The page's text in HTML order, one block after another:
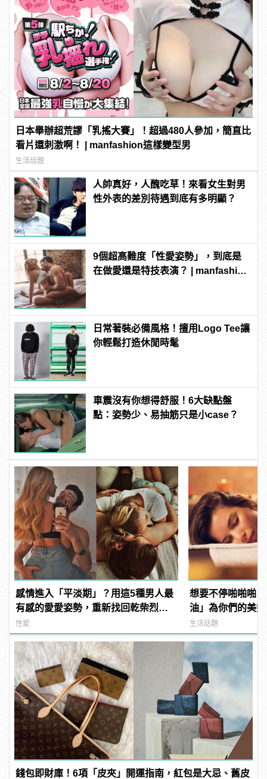
日本舉辦超荒謬「乳搖大賽」！超過480人參加，簡直比
看片還刺激啊！ | manfashion這樣變型男
生活話題
人帥真好，人醜吃草！來看女生對男
性外表的差別待遇到底有多明顯？
9個超高難度「性愛姿勢」，到底是
在做愛還是特技表演？ | manfashion
日常著裝必備風格！擅用Logo Tee讓
你輕鬆打造休閒時髦
車震沒有你想得舒服！6大缺點盤
點：姿勢少、易抽筋只是小case？
感情進入「平淡期」？用這5種男人最
有感的愛愛姿勢，重新找回乾柴烈火
的熱情
性愛
想要不停啪啪啪
油」為你們的美
生活話題
錢包即財庫！6項「皮夾」開運指南，紅包是大忌、舊皮